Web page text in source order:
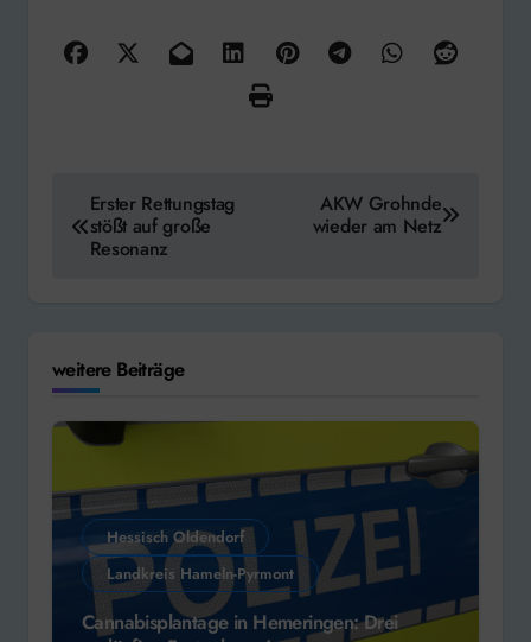
Erster Rettungstag
stößt auf große
Resonanz
AKW Grohnde
wieder am Netz
weitere Beiträge
Hessisch Oldendorf
Landkreis Hameln-Pyrmont
Cannabisplantage in Hemeringen: Drei